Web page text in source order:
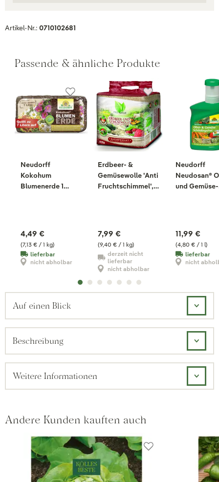
Artikel-Nr.: 0710102681
Passende & ähnliche Produkte
Neudorff
Kokohum
Blumenerde 1
(7,13 € / 1 kg)
4,49 €
lieferbar
nicht abholbar
Erdbeer- &
Gemüsewolle 'Anti
Fruchtschimmel',
(9,40 € / 1 kg)
7,99 €
derzeit nicht
lieferbar
nicht abholbar
Neudorff
Neudosan®
und Gemüse-
(4,80 € / 1 l)
11,99 €
lieferbar
nicht
Auf einen Blick
Beschreibung
Weitere Informationen
Andere Kunden kauften auch